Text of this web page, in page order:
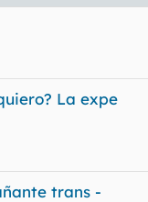
La expe
trans -